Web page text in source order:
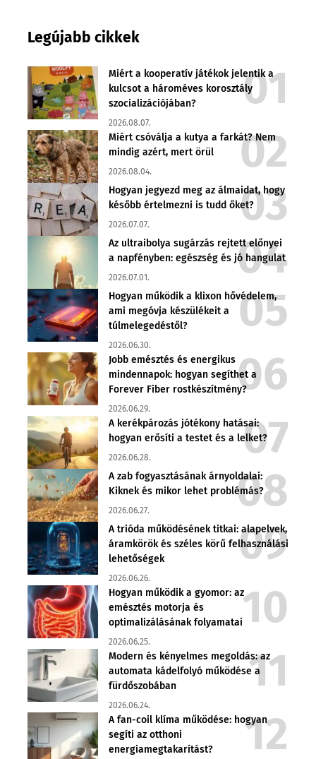
Legújabb cikkek
Miért a kooperatív játékok jelentik a
kulcsot a hároméves korosztály
szocializációjában?
2026.08.07.
Miért csóválja a kutya a farkát? Nem
mindig azért, mert örül
2026.08.04.
Hogyan jegyezd meg az álmaidat, hogy
később értelmezni is tudd őket?
2026.07.07.
Az ultraibolya sugárzás rejtett előnyei
a napfényben: egészség és jó hangulat
2026.07.01.
Hogyan működik a klixon hővédelem,
ami megóvja készülékeit a
túlmelegedéstől?
2026.06.30.
Jobb emésztés és energikus
mindennapok: hogyan segíthet a
Forever Fiber rostkészítmény?
2026.06.29.
A kerékpározás jótékony hatásai:
hogyan erősíti a testet és a lelket?
2026.06.28.
A zab fogyasztásának árnyoldalai:
Kiknek és mikor lehet problémás?
2026.06.27.
A trióda működésének titkai: alapelvek,
áramkörök és széles körű felhasználási
lehetőségek
2026.06.26.
Hogyan működik a gyomor: az
emésztés motorja és
optimalizálásának folyamatai
2026.06.25.
Modern és kényelmes megoldás: az
automata kádelfolyó működése a
fürdőszobában
2026.06.24.
A fan-coil klíma működése: hogyan
segíti az otthoni
energiamegtakarítást?